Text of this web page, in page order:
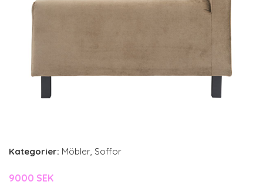
Kategorier: Möbler, Soffor
9000 SEK